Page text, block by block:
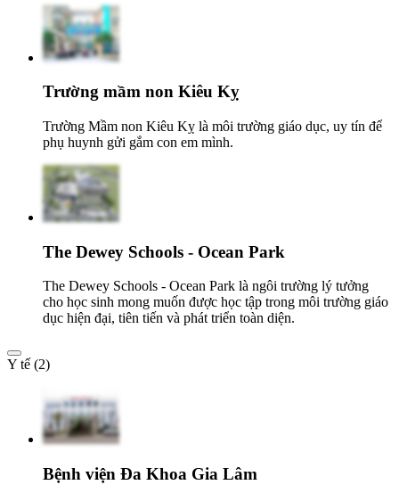
Trường mầm non Kiêu Kỵ
Trường Mầm non Kiêu Kỵ là môi trường giáo dục, uy tín để
phụ huynh gửi gắm con em mình.
The Dewey Schools - Ocean Park
The Dewey Schools - Ocean Park là ngôi trường lý tưởng
cho học sinh mong muốn được học tập trong môi trường giáo
dục hiện đại, tiên tiến và phát triển toàn diện.
Y tế (2)
Bệnh viện Đa Khoa Gia Lâm